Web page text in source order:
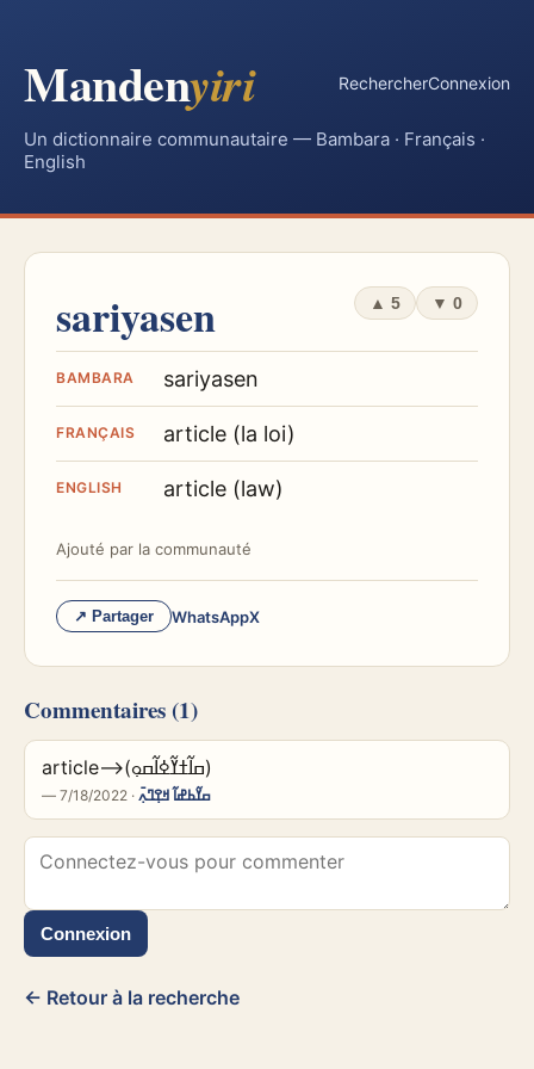
Mandenyiri RechercherConnexion
Un dictionnaire communautaire — Bambara · Français ·
English
sariyasen ▲ 5 ▼ 0
BAMBARA sariyasen
FRANÇAIS article (la loi)
ENGLISH article (law)
Ajouté par la communauté
↗ Partager WhatsAppX
Commentaires (1)
article-->(ߛߊ߬ߙߌ߬ߦߊ߬ߛߋ߲)
— ߛߌ߬ߕߝߊ߬ ߞߐ߲ߣߍ߲߫ · 7/18/2022
Connexion
← Retour à la recherche